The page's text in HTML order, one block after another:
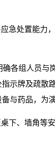
急处置能力
各组人员与
示牌及疏散
与药品，为
下、墙角等